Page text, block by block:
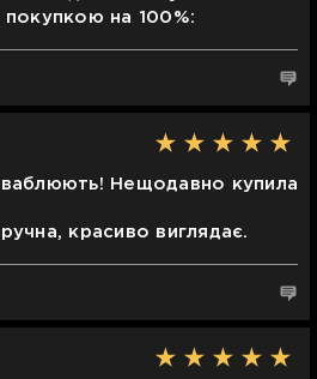
на 100%:
Нещодавно купила
красиво виглядає.